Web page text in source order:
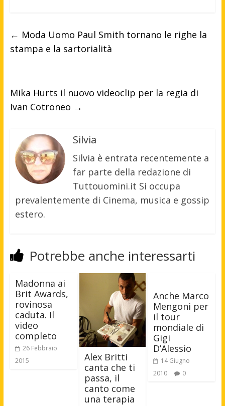
← Moda Uomo Paul Smith tornano le righe la
stampa e la sartorialità
Mika Hurts il nuovo videoclip per la regia di
Ivan Cotroneo →
Silvia
Silvia è entrata recentemente a
far parte della redazione di
Tuttouomini.it Si occupa
prevalentemente di Cinema, musica e gossip
estero.
Potrebbe anche interessarti
Madonna ai
Brit Awards,
rovinosa
caduta. Il
video
completo
26 Febbraio
2015
Alex Britti
canta che ti
passa, il
canto come
una terapia
Anche Marco
Mengoni per
il tour
mondiale di
Gigi
D’Alessio
14 Giugno
2010
0